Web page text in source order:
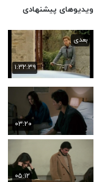
ویدیوهای پیشنهادی
۱:۳۲:۳۹
بعدی
۰۳:۲۰
۰۵:۱۲